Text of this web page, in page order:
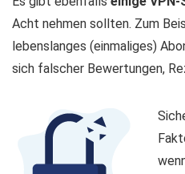
Acht nehmen sollten. Zum
lebenslanges (einmaliges)
sich falscher Bewertungen,